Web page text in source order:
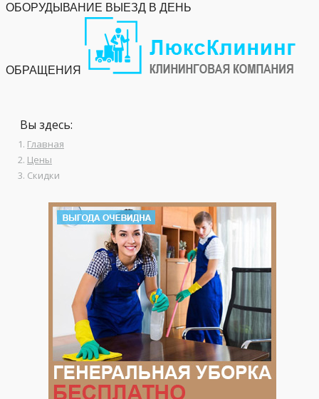
ОБОРУДЫВАНИЕ ВЫЕЗД В ДЕНЬ
ОБРАЩЕНИЯ
Вы здесь:
Главная
Цены
Скидки